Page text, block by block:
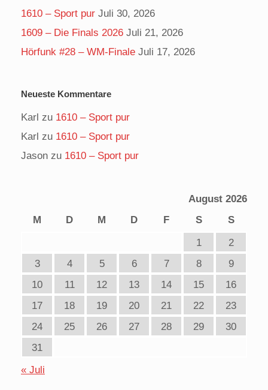
1610 – Sport pur Juli 30, 2026
1609 – Die Finals 2026 Juli 21, 2026
Hörfunk #28 – WM-Finale Juli 17, 2026
Neueste Kommentare
Karl zu 1610 – Sport pur
Karl zu 1610 – Sport pur
Jason zu 1610 – Sport pur
August 2026
M
D M D F S
S
1
2
3
4 5 6 7 8
9
10
11 12 13 14 15
16
17
18 19 20 21 22
23
24
25 26 27 28 29
30
31
« Juli